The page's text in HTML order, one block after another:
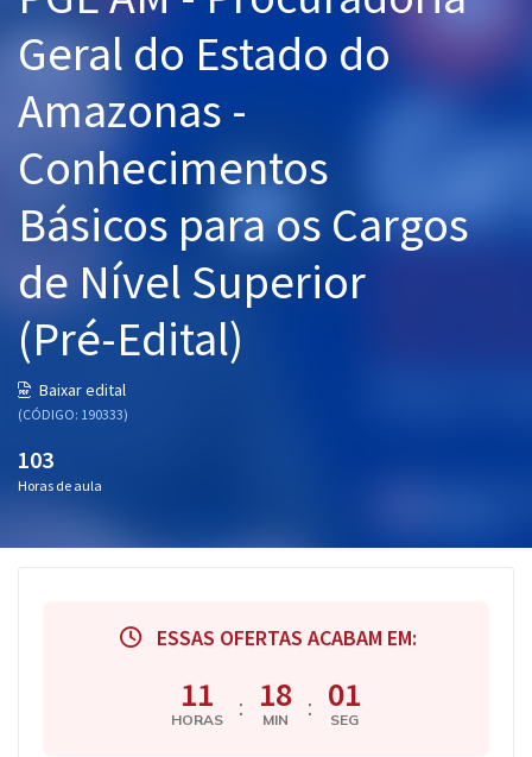
Graduação
Mentorias
Questões grátis
Conteúdo gratuito
Blog
Aprovados
Atendimento
Geral do Estado do
Amazonas -
Conhecimentos
Básicos para os Cargos
de Nível Superior
(Pré-Edital)
Baixar edital
(CÓDIGO: 190333)
103
Horas de aula
ESSAS OFERTAS ACABAM EM:
11
HORAS : 18
MIN : 00
SEG